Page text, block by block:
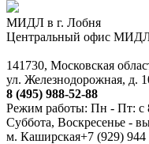
МИДЛ в г. Лобня
Центральный офис
141730, Московская
ул. Железнодорожная, д.
8 (495) 988-52-88
Режим работы: Пн - Пт: с
Суббота, Воскресенье -
м. Каширская+7 (929) 944